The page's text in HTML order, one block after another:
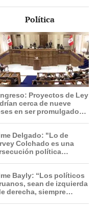
Política
Proyectos de Ley
cerca de nueve
en ser promulgados
Delgado: "Lo de
Colchado es una
política
Bayly: “Los políticos
sean de izquierda
derecha, siempre